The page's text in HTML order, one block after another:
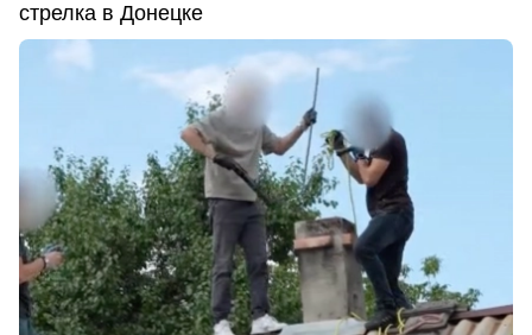
стрелка в Донецке